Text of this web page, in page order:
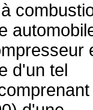
d'un tel